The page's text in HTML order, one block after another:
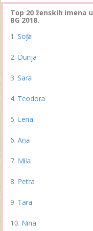
Top 20 ženskih imena u
BG 2018.
Sofija
Dunja
Sara
Teodora
Lena
Ana
Mila
Petra
Tara
Nina